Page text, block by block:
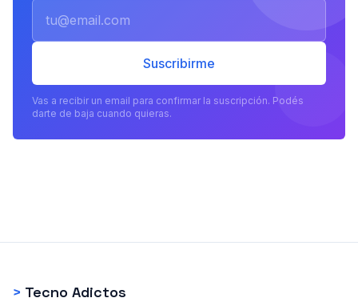
Suscribirme
Vas a recibir un email para confirmar la suscripción. Podés
darte de baja cuando quieras.
> Tecno Adictos